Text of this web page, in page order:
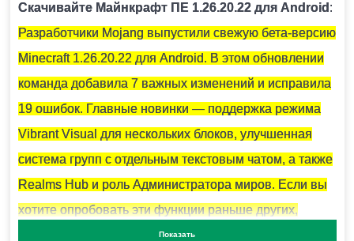
Скачивайте Майнкрафт ПЕ 1.26.20.22 для Android :
Разработчики Mojang выпустили свежую бета-версию
Minecraft 1.26.20.22 для Android. В этом обновлении
команда добавила 7 важных изменений и исправила
19 ошибок. Главные новинки — поддержка режима
Vibrant Visual для нескольких блоков, улучшенная
система групп с отдельным текстовым чатом, а также
Realms Hub и роль Администратора миров. Если вы
хотите опробовать эти функции раньше других,
скачивайте тестовую сборку прямо сейчас.
Показать
тонированного стекла.
КАК СКРАФТИТЬ ПОДЗОРНУЮ ТРУБУ В МАЙНКРАФТ?
Вам понадобится 2 медных слитка и 1 осколок
аметиста.
КАК ПОКРАСИТЬ СВЕЧИ В MINECRAFT PE?
Для этого необходимо использовать 1 из 16